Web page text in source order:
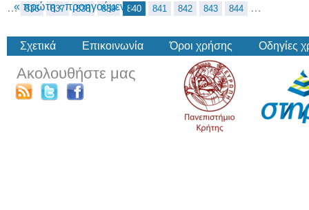
« πρώτη ‹ προηγούμενη
… 836 837 838 839 840 841 842 843 844 …
Σχετικά Επικοινωνία Όροι χρήσης Οδηγίες
Ακολουθήστε μας